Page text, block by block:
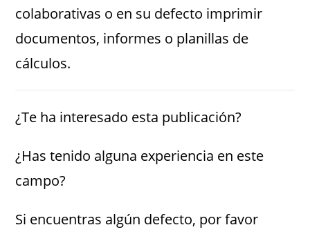
colaborativas o en su defecto imprimir
documentos, informes o planillas de
cálculos.
¿Te ha interesado esta publicación?
¿Has tenido alguna experiencia en este
campo?
Si encuentras algún defecto, por favor